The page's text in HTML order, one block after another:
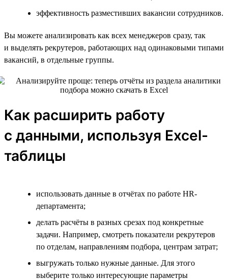
эффективность разместивших вакансии сотрудников.
Вы можете анализировать как всех менеджеров сразу, так
и выделять рекрутеров, работающих над одинаковыми типами
вакансий, в отдельные группы.
Как расширить работу
с данными, используя Excel-
таблицы
использовать данные в отчётах по работе HR-
департамента;
делать расчёты в разных срезах под конкретные
задачи. Например, смотреть показатели рекрутеров
по отделам, направлениям подбора, центрам затрат;
выгружать только нужные данные. Для этого
выберите только интересующие параметры